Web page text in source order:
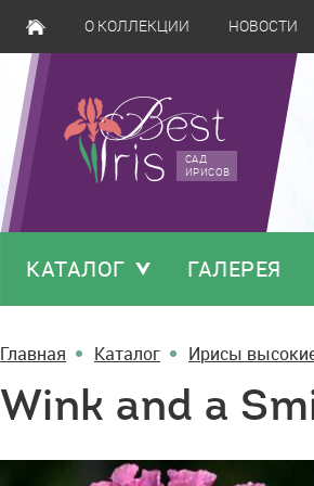
О КОЛЛЕКЦИИ НОВОСТИ
САД
ИРИСОВ
КАТАЛОГ ГАЛЕРЕЯ
Главная Каталог Ирисы
Wink and a